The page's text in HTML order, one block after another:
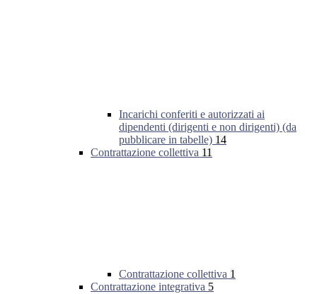
Incarichi conferiti e autorizzati ai
dipendenti (dirigenti e non dirigenti) (da
pubblicare in tabelle) 14
Contrattazione collettiva 11
Contrattazione collettiva 1
Contrattazione integrativa 5